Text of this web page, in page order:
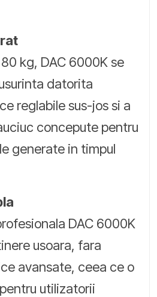
kg, DAC 6000K se
datorita
reglabile sus-jos si a
concepute pentru
generate in timpul
DAC 6000K
usoara, fara
avansate, ceea ce o
utilizatorii